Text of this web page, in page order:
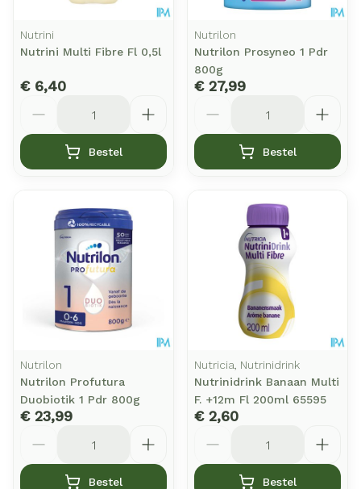
Nutrini
Nutrini Multi Fibre Fl 0,5l
€ 6,40
Bestel
Nutrilon
Nutrilon Prosyneo 1 Pdr
800g
€ 27,99
Bestel
Nutrilon
Nutrilon Profutura
Duobiotik 1 Pdr 800g
€ 23,99
Bestel
Nutricia, Nutrinidrink
Nutrinidrink Banaan Multi
F. +12m Fl 200ml 65595
€ 2,60
Bestel